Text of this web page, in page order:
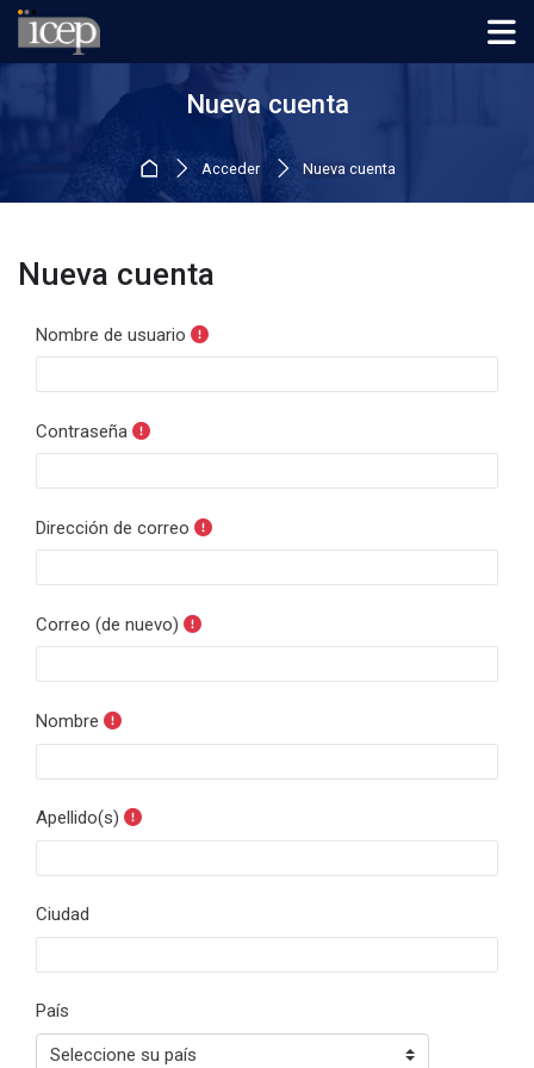
Skip to navigation
Skip to login form
Salta al contenido principal
Skip to footer
Nueva cuenta
Página Principal
Acceder Nueva cuenta
Nueva cuenta
Nombre de usuario
Contraseña
Dirección de correo
Correo (de nuevo)
Nombre
Apellido(s)
Ciudad
País